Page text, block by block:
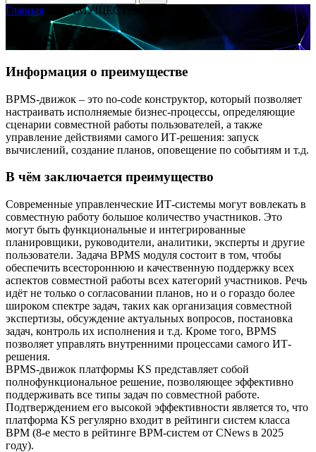
Главная ПРЕИМУЩЕСТВА
BPMS-движок
Информация о преимуществе
BPMS-движок – это no-code конструктор, который позволяет
настраивать исполняемые бизнес-процессы, определяющие
сценарии совместной работы пользователей, а также
управление действиями самого ИТ-решения: запуск
вычислений, создание планов, оповещение по событиям и т.д.
В чём заключается преимущество
Современные управленческие ИТ-системы могут вовлекать в
совместную работу большое количество участников. Это
могут быть функциональные и интегрированные
планировщики, руководители, аналитики, эксперты и другие
пользователи. Задача BPMS модуля состоит в том, чтобы
обеспечить всестороннюю и качественную поддержку всех
аспектов совместной работы всех категорий участников. Речь
идёт не только о согласовании планов, но и о гораздо более
широком спектре задач, таких как организация совместной
экспертизы, обсуждение актуальных вопросов, постановка
задач, контроль их исполнения и т.д. Кроме того, BPMS
позволяет управлять внутренними процессами самого ИТ-
решения.
BPMS-движок платформы KS представляет собой
полнофункциональное решение, позволяющее эффективно
поддерживать все типы задач по совместной работе.
Подтверждением его высокой эффективности является то, что
платформа KS регулярно входит в рейтинги систем класса
BPM (8-е место в рейтинге BPM-систем от CNews в 2025
году).